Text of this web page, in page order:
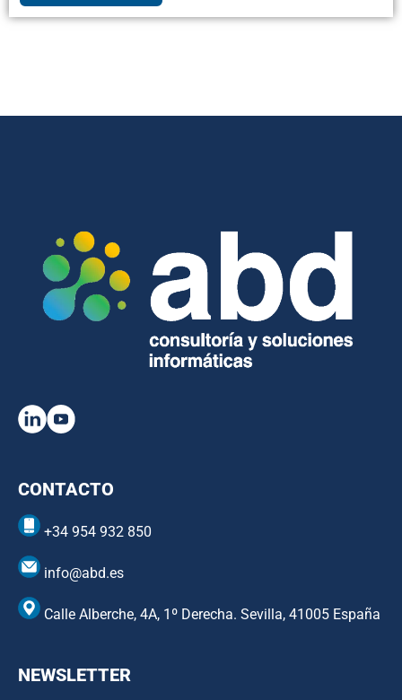
CONTACTO
+34 954 932 850
info@abd.es
Calle Alberche, 4A, 1º Derecha. Sevilla, 41005 España
NEWSLETTER